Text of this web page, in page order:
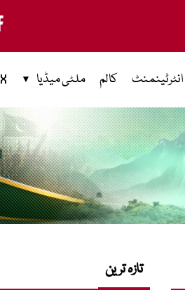
انٹرٹینمنٹ کالم ملٹی میڈیا X چینلز
تازہ ترین